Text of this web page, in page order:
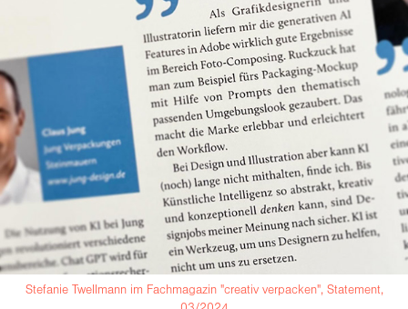
Stefanie Twellmann im Fachmagazin "creativ verpacken", Statement,